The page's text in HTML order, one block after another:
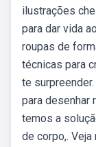
ilustrações
para dar vida
roupas de
técnicas para
te
para desenhar
temos a
de corpo,.